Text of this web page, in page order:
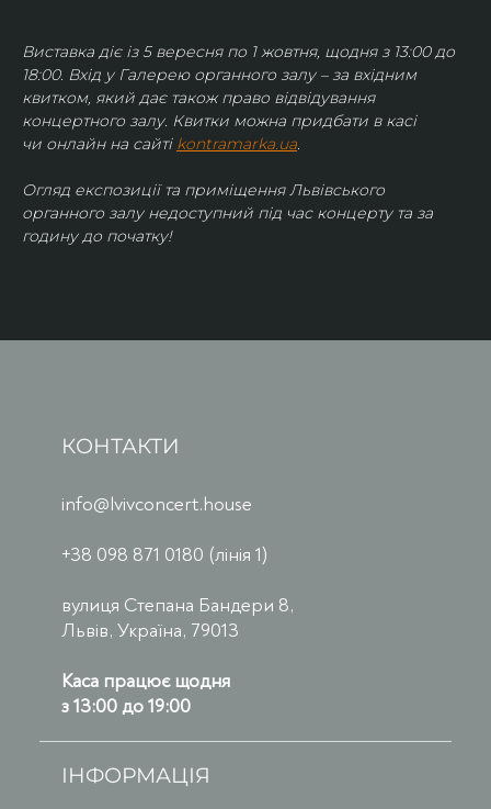
Виставка діє із 5 вересня по 1 жовтня, щодня з 13:00 до
18:00. Вхід у Галерею органного залу – за вхідним
квитком, який дає також право відвідування
концертного залу. Квитки можна придбати в касі
чи онлайн на сайті kontramarka.ua.
Огляд експозиції та приміщення Львівського
органного залу недоступний під час концерту та за
годину до початку!
КОНТАКТИ
info@lvivconcert.house
+38 098 871 0180 (лінія 1)
вулиця Степана Бандери 8,
Львів, Україна, 79013
Каса працює щодня
з 13:00 до 19:00
ІНФОРМАЦІЯ